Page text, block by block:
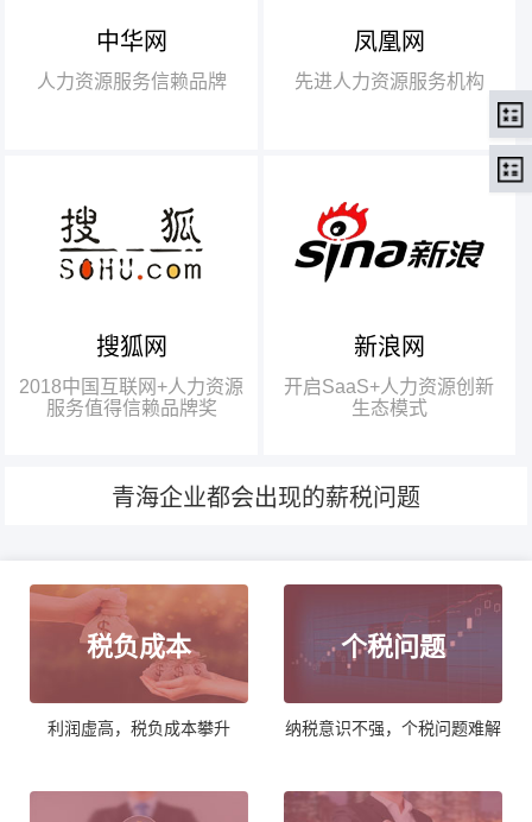
中华网
人力资源服务信赖品牌
【腾讯】“2018中国互联网
+行业领军企业奖”
【瑞方】“2018中国互联网
+人力资源服务值得信赖品牌奖”。
凤凰网
先进人力资源服务机构
搜狐网
2018中国互联网+人力资源
服务值得信赖品牌奖
瑞方人力获得人力资源行业唯
一奖项——“2018中国互联网+人
力资源服务值得信赖品牌奖”
新浪网
开启SaaS+人力资源创新
生态模式
青海企业都会出现的薪税问题
税负成本
利润虚高，税负成本攀升
个税问题
纳税意识不强，个税问题难解